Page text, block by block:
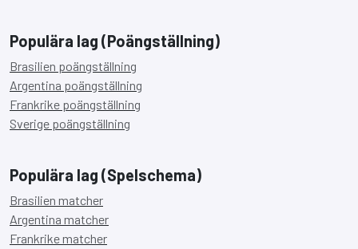
Populära lag (Poängställning)
Brasilien poängställning
Argentina poängställning
Frankrike poängställning
Sverige poängställning
Populära lag (Spelschema)
Brasilien matcher
Argentina matcher
Frankrike matcher